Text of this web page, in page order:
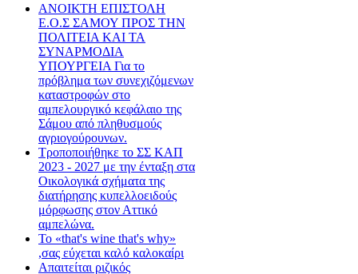
ΑΝΟΙΚΤΗ ΕΠΙΣΤΟΛΗ
Ε.Ο.Σ ΣΑΜΟΥ ΠΡΟΣ ΤΗΝ
ΠΟΛΙΤΕΙΑ ΚΑΙ ΤΑ
ΣΥΝΑΡΜΟΔΙΑ
ΥΠΟΥΡΓΕΙΑ Για το
πρόβλημα των συνεχιζόμενων
καταστροφών στο
αμπελουργικό κεφάλαιο της
Σάμου από πληθυσμούς
αγριογούρουνων.
Τροποποιήθηκε το ΣΣ ΚΑΠ
2023 - 2027 με την ένταξη στα
Οικολογικά σχήματα της
διατήρησης κυπελλοειδούς
μόρφωσης στον Αττικό
αμπελώνα.
Το «that's wine that's why»
,σας εύχεται καλό καλοκαίρι
Απαιτείται ριζικός